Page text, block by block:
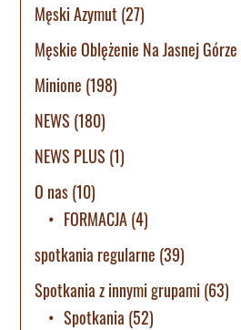
Męski Azymut (27)
Męskie Oblężenie Na Jasnej Górze
Minione (198)
NEWS (180)
NEWS PLUS (1)
O nas(10)
FORMACJA(4)
spotkania regularne (39)
Spotkania z innymi grupami (63)
Spotkania (52)